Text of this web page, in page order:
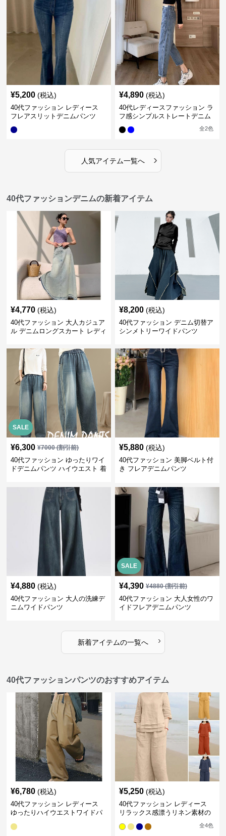
¥5,200 (税込)
40代ファッション レディース
フレアスリットデニムパンツ
¥4,890 (税込)
40代レディースファッション ラ
フ感シンプルストレートデニム
全2色
人気アイテム一覧へ ›
40代ファッションデニムの新着アイテム
¥4,770 (税込)
40代ファッション 大人カジュア
ル デニムロングスカート レディ
¥8,200 (税込)
40代ファッション デニム切替ア
シンメトリーワイドパンツ
SALE
¥6,300 ¥7000(割引前)
40代ファッション ゆったりワイ
ドデニムパンツ ハイウエスト 着
¥5,880 (税込)
40代ファッション 美脚ベルト付
き フレアデニムパンツ
¥4,880 (税込)
40代ファッション 大人の洗練デ
ニムワイドパンツ
SALE
¥4,390 ¥4880(割引前)
40代ファッション 大人女性のワ
イドフレアデニムパンツ
新着アイテムの一覧へ ›
40代ファッションパンツのおすすめアイテム
¥6,780 (税込)
40代ファッション レディース
ゆったりハイウエストワイドパ
¥5,250 (税込)
40代ファッション レディース
リラックス感漂うリネン素材の
全4色